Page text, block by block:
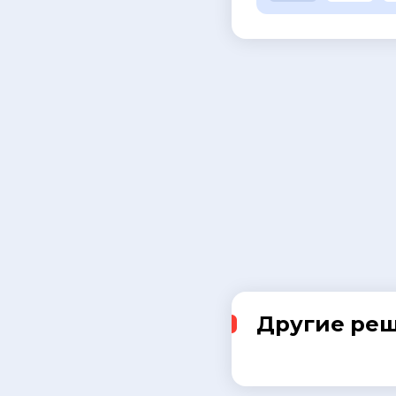
Другие